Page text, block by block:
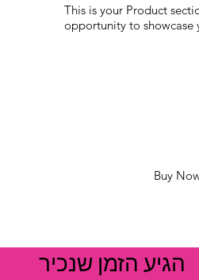
This is your Product
opportunity to showcase
Buy
הגיע הזמן שנכיר